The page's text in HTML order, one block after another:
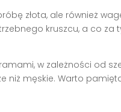
złota, ale również
kruszcu, a co za
w zależności od
niż męskie. Warto